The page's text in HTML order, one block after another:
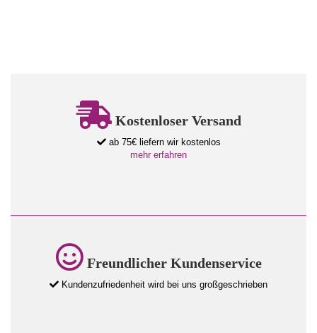
Kostenloser Versand
ab 75€ liefern wir kostenlos
mehr erfahren
Freundlicher Kundenservice
Kundenzufriedenheit wird bei uns großgeschrieben